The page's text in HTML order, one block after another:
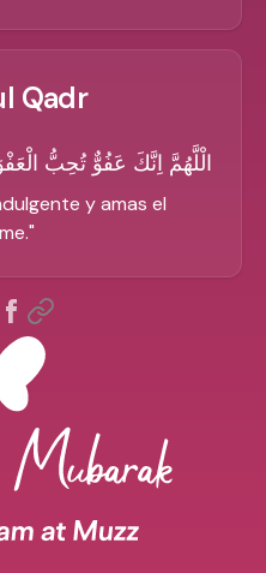
Qadr
الْلَّهُمَّ اِنَّكَ عَفُوٌّ تُحِبُّ
y amas el
"